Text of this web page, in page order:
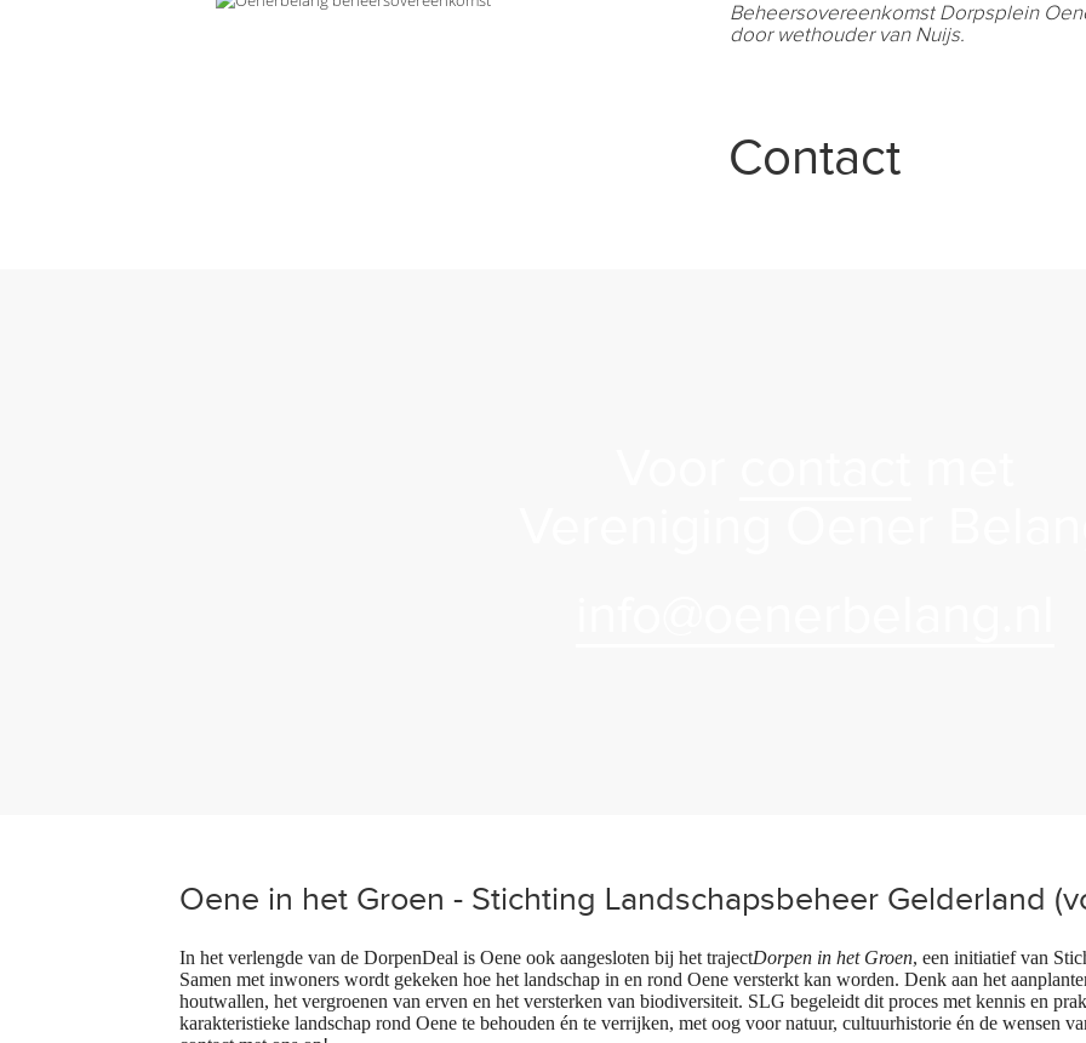
Beheersovereenkomst Dorpsplein
door wethouder van Nuijs.
Contact
Oene in het Groen - Stichting Landschapsbeheer Gelderland
In het verlengde van de DorpenDeal is Oene ook aangesloten bij het trajectDorpen in het Groen, een initiatief van
Samen met inwoners wordt gekeken hoe het landschap in en rond Oene versterkt kan worden. Denk aan het
houtwallen, het vergroenen van erven en het versterken van biodiversiteit. SLG begeleidt dit proces met kennis en
karakteristieke landschap rond Oene te behouden én te verrijken, met oog voor natuur, cultuurhistorie én de wensen